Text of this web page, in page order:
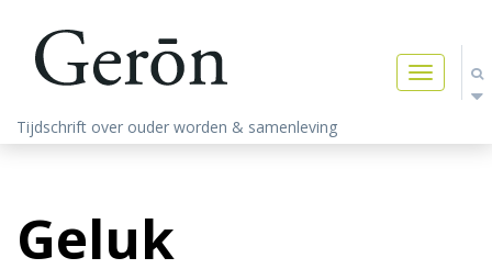
Toggle
navigation
Tijdschrift over ouder worden & samenleving
Geluk